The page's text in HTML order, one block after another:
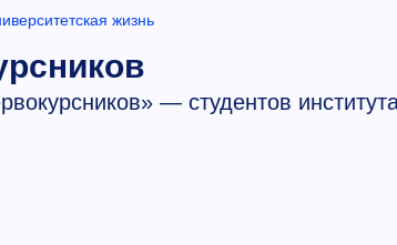
жизнь
— студентов